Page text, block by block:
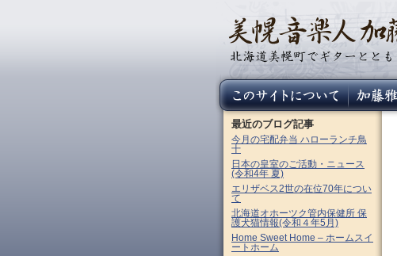
最近のブログ記事
今月の宅配弁当 ハローランチ鳥
十
日本の皇室のご活動・ニュース
(令和4年 夏)
エリザベス2世の在位70年につい
て
北海道オホーツク管内保健所 保
護犬猫情報(令和４年5月)
Home Sweet Home – ホームスイ
ートホーム